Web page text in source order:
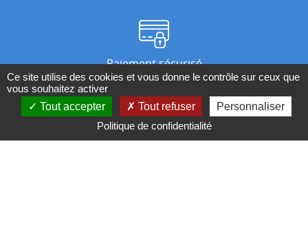
Paiement sécurisé
Nos magasins
Ce site utilise des cookies et vous donne le contrôle sur ceux que
vous souhaitez activer
Tout accepter
Tout refuser
Personnaliser
Politique de confidentialité